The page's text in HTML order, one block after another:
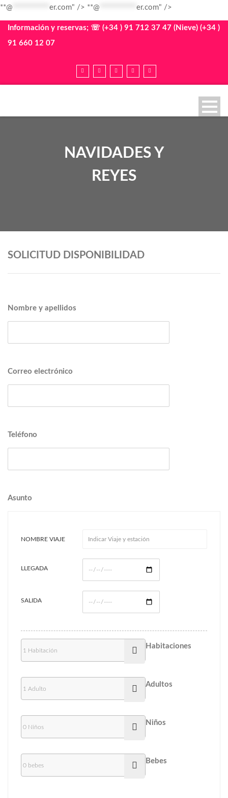
**@ er.com" /> **@ er.com" />
Información y reservas; ☏ (+34 ) 91 712 37 47 (Nieve) (+34 )
91 660 12 07
NAVIDADES Y
REYES
SOLICITUD DISPONIBILIDAD
Nombre y apellidos
Correo electrónico
Teléfono
Asunto
NOMBRE VIAJE
LLEGADA
SALIDA
Habitaciones
Adultos
Niños
Bebes